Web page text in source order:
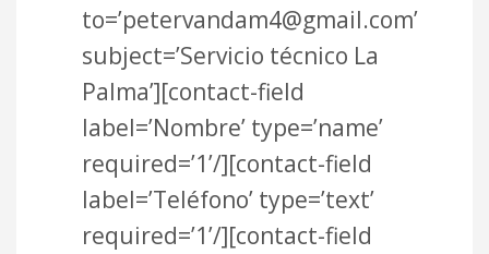
to=’petervandam4@gmail.com’
subject=’Servicio técnico La
Palma’][contact-field
label=’Nombre’ type=’name’
required=’1’/][contact-field
label=’Teléfono’ type=’text’
required=’1’/][contact-field